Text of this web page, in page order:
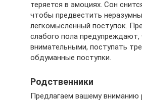
теряется в эмоциях. Сон
чтобы предвестить
легкомысленный поступок.
слабого пола
внимательными, поступать
обдуманные поступки.
Родственники
Предлагаем вашему вниманию